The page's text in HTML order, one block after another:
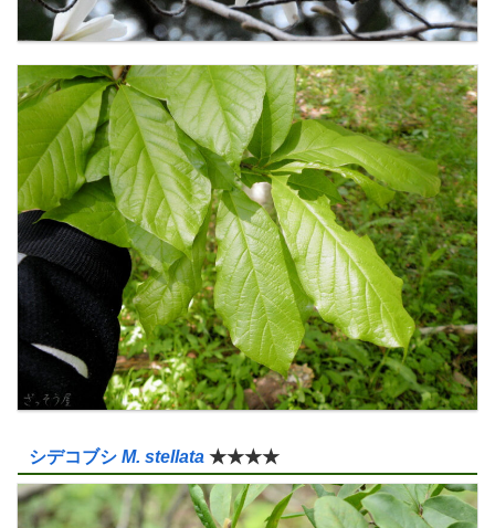
シデコブシ M. stellata ★★★★